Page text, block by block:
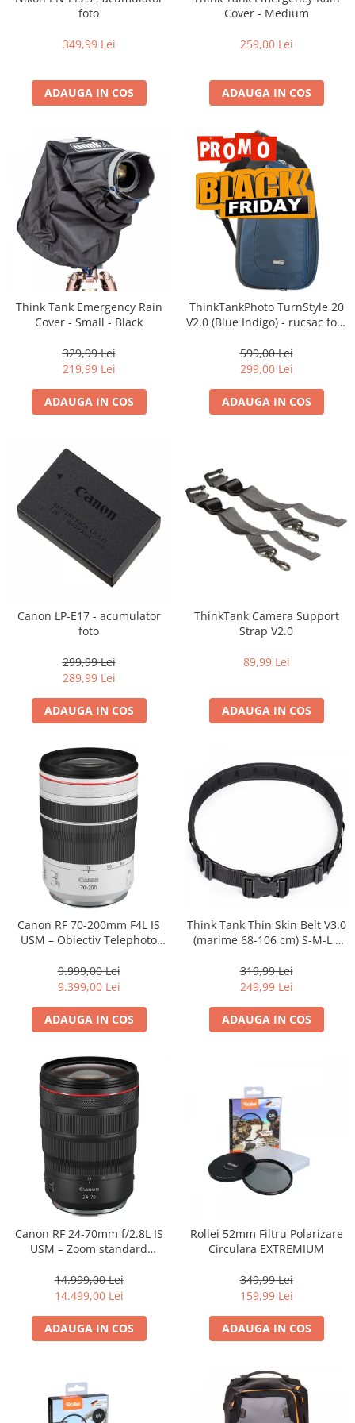
Accesorii diverse
foto
349,99 Lei
ADAUGA IN COS
Cover - Medium
259,00 Lei
ADAUGA IN COS
Think Tank Emergency Rain
Cover - Small - Black
329,99 Lei
219,99 Lei
ADAUGA IN COS
ThinkTankPhoto TurnStyle 20
V2.0 (Blue Indigo) - rucsac foto
599,00 Lei
299,00 Lei
ADAUGA IN COS
Canon LP-E17 - acumulator
foto
299,99 Lei
289,99 Lei
ADAUGA IN COS
ThinkTank Camera Support
Strap V2.0
89,99 Lei
ADAUGA IN COS
Canon RF 70-200mm F4L IS
USM – Obiectiv Telephoto
9.999,00 Lei
9.399,00 Lei
ADAUGA IN COS
Think Tank Thin Skin Belt V3.0
(marime 68-106 cm) S-M-L -
319,99 Lei
249,99 Lei
ADAUGA IN COS
Canon RF 24-70mm f/2.8L IS
USM – Zoom standard
14.999,00 Lei
14.499,00 Lei
ADAUGA IN COS
Rollei 52mm Filtru Polarizare
Circulara EXTREMIUM
349,99 Lei
159,99 Lei
ADAUGA IN COS